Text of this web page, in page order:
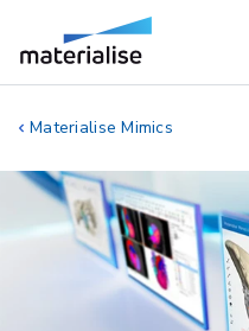
Materialise Mimics